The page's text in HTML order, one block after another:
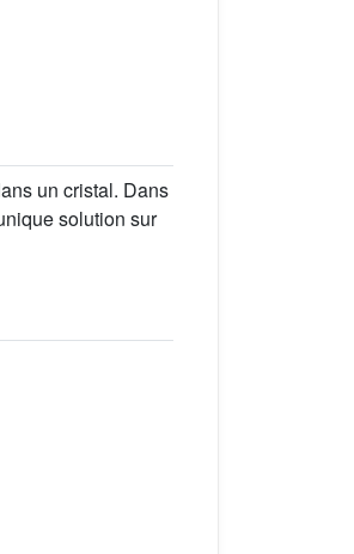
un cristal. Dans
solution sur